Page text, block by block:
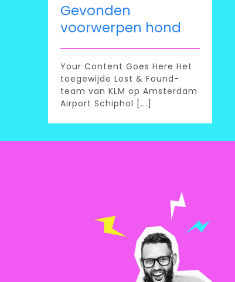
Gevonden
voorwerpen hond
Your Content Goes Here Het
toegewijde Lost & Found-
team van KLM op Amsterdam
Airport Schiphol [...]